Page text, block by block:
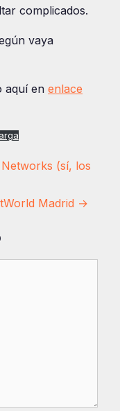
complicados.
vaya
aquí en enlace
(sí, los
Madrid →